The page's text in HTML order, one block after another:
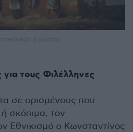
για τους Φιλέλληνες
σε ορισμένους που
σκόπιμα, τον
Εθνικισμό ο Κωνσταντίνος